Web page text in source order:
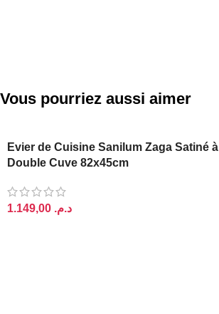
Vous pourriez aussi aimer
Evier de Cuisine Sanilum Zaga Satiné à
Double Cuve 82x45cm
د.م.